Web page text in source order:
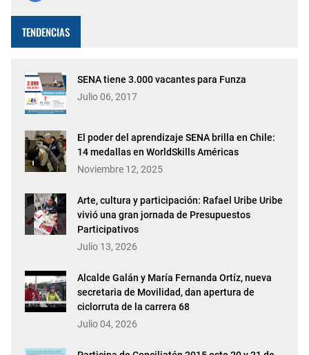
TENDENCIAS
SENA tiene 3.000 vacantes para Funza
Julio 06, 2017
El poder del aprendizaje SENA brilla en Chile:
14 medallas en WorldSkills Américas
Noviembre 12, 2025
Arte, cultura y participación: Rafael Uribe Uribe
vivió una gran jornada de Presupuestos
Participativos
Julio 13, 2026
Alcalde Galán y María Fernanda Ortíz, nueva
secretaria de Movilidad, dan apertura de
ciclorruta de la carrera 68
Julio 04, 2026